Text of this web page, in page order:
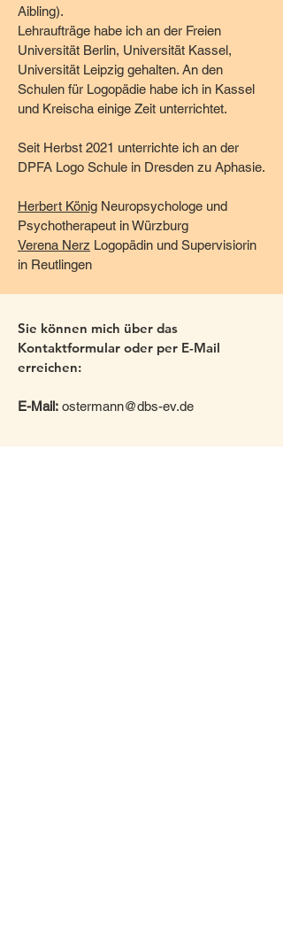
Aibling).
Lehraufträge habe ich an der Freien
Universität Berlin, Universität Kassel,
Universität Leipzig gehalten. An den
Schulen für Logopädie habe ich in Kassel
und Kreischa einige Zeit unterrichtet.
Seit Herbst 2021 unterrichte ich an der
DPFA Logo Schule in Dresden zu Aphasie.
Herbert König Neuropsychologe und
Psychotherapeut in Würzburg
Verena Nerz Logopädin und Supervisiorin
in Reutlingen
Sie können mich über das
Kontaktformular oder per E-Mail
erreichen:
E-Mail: ostermann@dbs-ev.de